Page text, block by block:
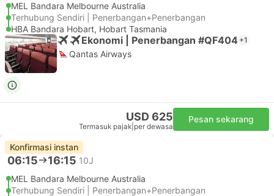
MEL Bandara Melbourne Australia
Terhubung Sendiri | Penerbangan+Penerbangan
HBA Bandara Hobart, Hobart Tasmania
Ekonomi | Penerbangan #QF404 +1
Qantas Airways
USD 625
Termasuk pajak per dewasa
Pesan sekarang
Konfirmasi instan
06:15 16:15 10J
MEL Bandara Melbourne Australia
Terhubung Sendiri | Penerbangan+Penerbangan